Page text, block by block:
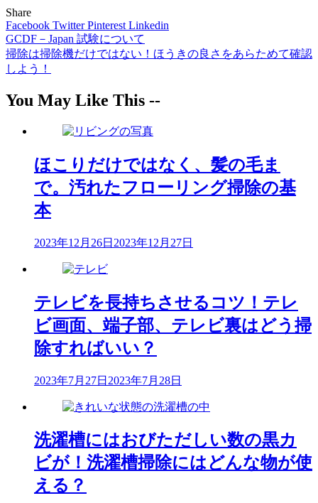
Share
Facebook TwitterPinterest Linkedin
投
稿
ビ
GCDF－Japan 試験について
掃除は掃除機だけではない！ほうきの良さをあらためて確認
しよう！
You May Like This --
ほこりだけではなく、髪の毛ま
で。汚れたフローリング掃除の基
本
2023年12月26日 2023年12月27日
テレビを長持ちさせるコツ！テレ
ビ画面、端子部、テレビ裏はどう掃
除すればいい？
2023年7月27日 2023年7月28日
洗濯槽にはおびただしい数の黒カ
ビが！洗濯槽掃除にはどんな物が使
える？